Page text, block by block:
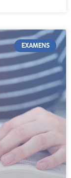
EXAMENS